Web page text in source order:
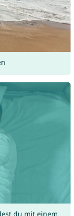
du mit einem